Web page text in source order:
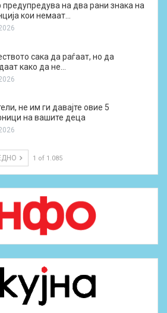
предупредува на два рани знака на
кои немаат…
сака да раѓаат, но да
како да не…
не им ги давајте овие 5
на вашите деца
1 of 1.085